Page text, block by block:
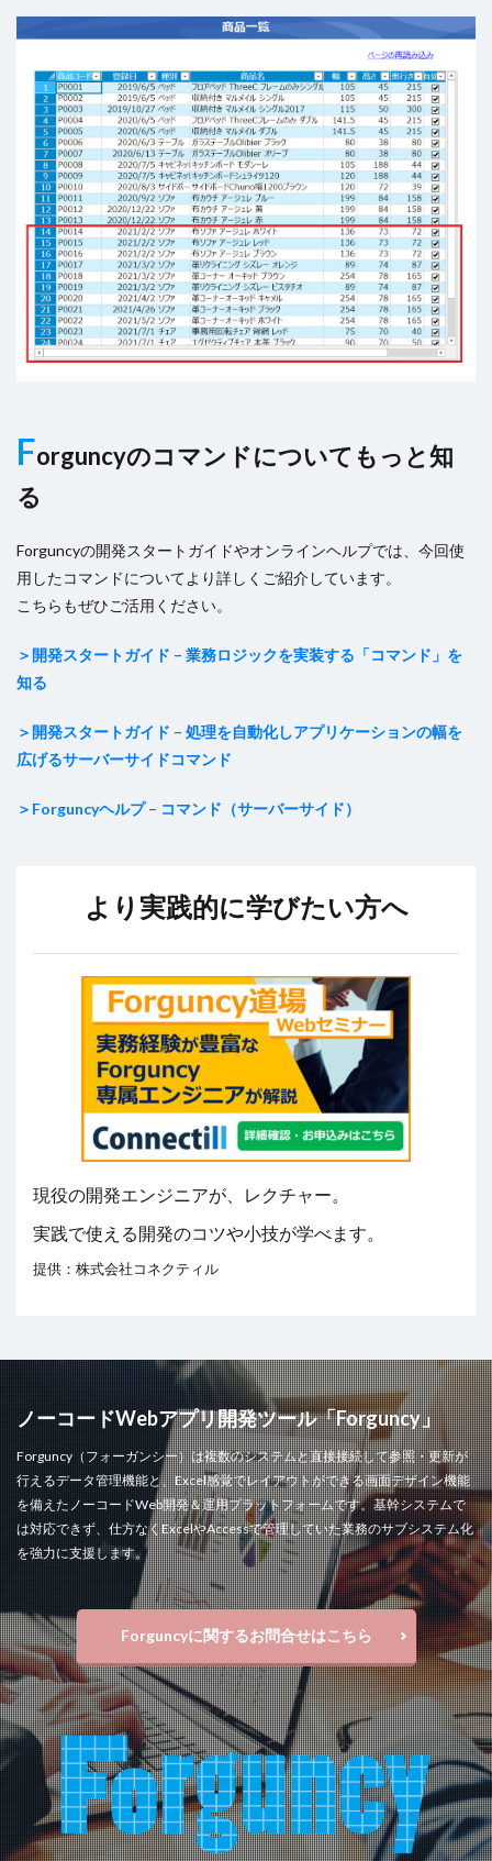
Forguncyのコマンドについてもっと知
る
Forguncyの開発スタートガイドやオンラインヘルプでは、今回使
用したコマンドについてより詳しくご紹介しています。
こちらもぜひご活用ください。
＞開発スタートガイド – 業務ロジックを実装する「コマンド」を
知る
＞開発スタートガイド – 処理を自動化しアプリケーションの幅を
広げるサーバーサイドコマンド
＞Forguncyヘルプ – コマンド（サーバーサイド）
より実践的に学びたい方へ
現役の開発エンジニアが、レクチャー。
実践で使える開発のコツや小技が学べます。
提供：株式会社コネクティル
ノーコードWebアプリ開発ツール「Forguncy」
Forguncy（フォーガンシー）は複数のシステムと直接接続して参照・更新が
行えるデータ管理機能と、Excel感覚でレイアウトができる画面デザイン機能
を備えたノーコードWeb開発＆運用プラットフォームです。基幹システムで
は対応できず、仕方なくExcelやAccessで管理していた業務のサブシステム化
を強力に支援します。
Forguncyに関するお問合せはこちら